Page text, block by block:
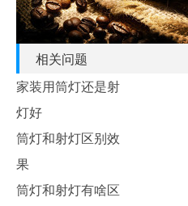
相关问题
家装用筒灯还是射
灯好
筒灯和射灯区别效
果
筒灯和射灯有啥区